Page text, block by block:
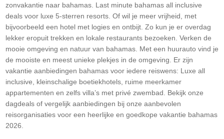
zonvakantie naar bahamas. Last minute bahamas all inclusive
deals voor luxe 5-sterren resorts. Of wil je meer vrijheid, met
bijvoorbeeld een hotel met logies en ontbijt. Zo kun je er overdag
lekker eropuit trekken en lokale restaurants bezoeken. Verken de
mooie omgeving en natuur van bahamas. Met een huurauto vind je
de mooiste en meest unieke plekjes in de omgeving. Er zijn
vakantie aanbiedingen bahamas voor iedere reiswens: Luxe all
inclusive, kleinschalige boetiekhotels, ruime meerkamer
appartementen en zelfs villa’s met privé zwembad. Bekijk onze
dagdeals of vergelijk aanbiedingen bij onze aanbevolen
reisorganisaties voor een heerlijke en goedkope vakantie bahamas
2026.